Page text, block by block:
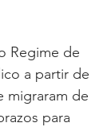
Regime de
a partir de
migraram de
para